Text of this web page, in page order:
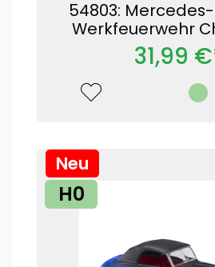
54803:
Werkfeuerwehr
31,99
H0
Neu